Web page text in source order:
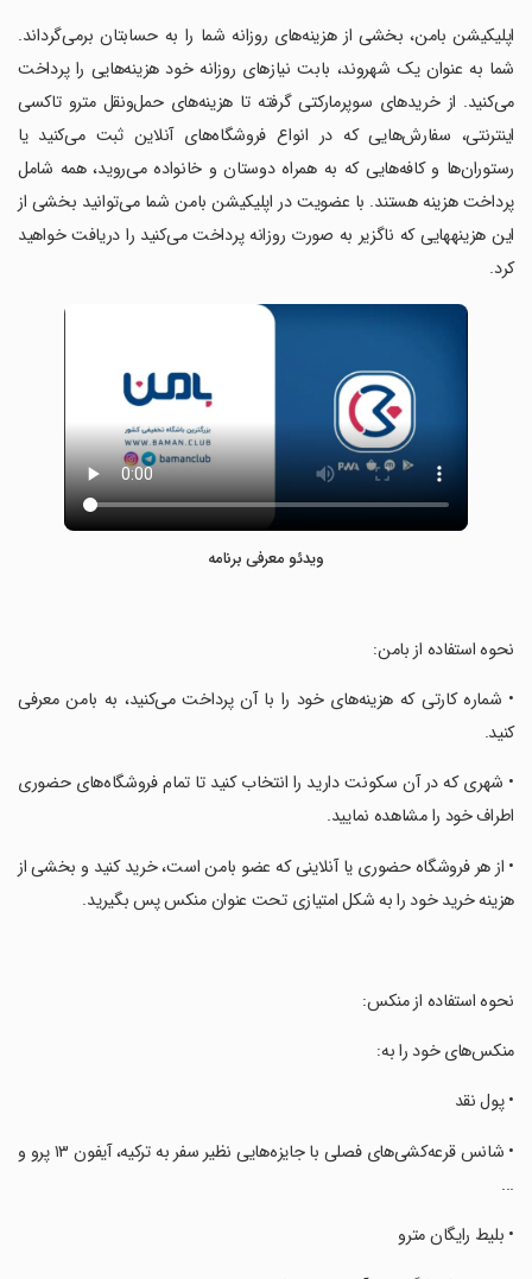
اپلیکیشن بامن، بخشی از هزینه‌های روزانه شما را به حسابتان برمی‌گرداند.
شما به عنوان یک شهروند، بابت نیازهای روزانه خود هزینه‌هایی را پرداخت
می‌کنید. از خریدهای سوپرمارکتی گرفته تا هزینه‌های حمل‌ونقل مترو تاکسی
اینترنتی، سفارش‌هایی که در انواع فروشگاه‌های آنلاین ثبت می‌کنید یا
رستوران‌ها و کافه‌هایی که به همراه دوستان و خانواده می‌روید، همه شامل
پرداخت هزینه هستند. با عضویت در اپلیکیشن بامن شما می‌توانید بخشی از
این هزینه‎هایی که ناگزیر به صورت روزانه پرداخت می‌کنید را دریافت خواهید
کرد.
ویدئو معرفی برنامه
‏نحوه استفاده از بامن:
‏• شماره کارتی که هزینه‌های خود را با آن پرداخت می‌کنید، به بامن معرفی
کنید.
‏• شهری که در آن سکونت دارید را انتخاب کنید تا تمام فروشگاه‌های حضوری
اطراف خود را مشاهده نمایید.
‏• از هر فروشگاه حضوری یا آنلاینی که عضو بامن است، خرید کنید و بخشی از
هزینه خرید خود را به شکل امتیازی تحت عنوان منکس پس بگیرید.
‏نحوه استفاده از منکس:
‏منکس‌های خود را به:
‏• پول نقد
‏• شانس قرعه‌کشی‌های فصلی با جایزه‌هایی نظیر سفر به ترکیه، آیفون ۱۳ پرو و
...
‏• بلیط رایگان مترو